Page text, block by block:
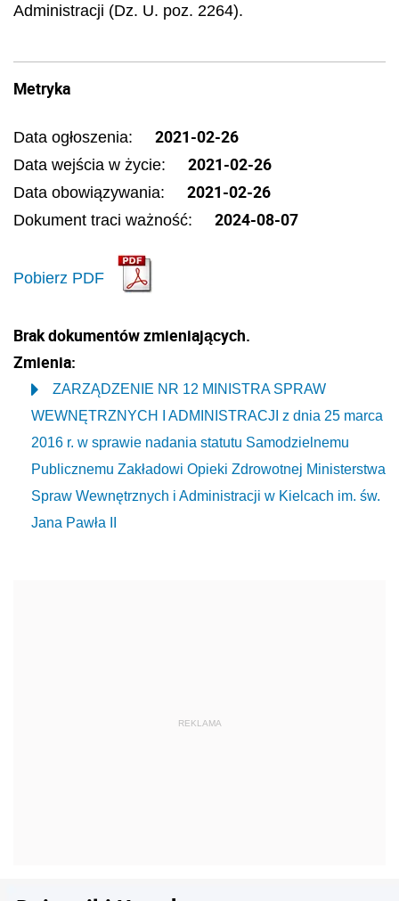
Administracji (Dz. U. poz. 2264).
Metryka
Data ogłoszenia: 2021-02-26
Data wejścia w życie: 2021-02-26
Data obowiązywania: 2021-02-26
Dokument traci ważność: 2024-08-07
Pobierz PDF
Brak dokumentów zmieniających.
Zmienia:
ZARZĄDZENIE NR 12 MINISTRA SPRAW
WEWNĘTRZNYCH I ADMINISTRACJI z dnia 25 marca
2016 r. w sprawie nadania statutu Samodzielnemu
Publicznemu Zakładowi Opieki Zdrowotnej Ministerstwa
Spraw Wewnętrznych i Administracji w Kielcach im. św.
Jana Pawła II